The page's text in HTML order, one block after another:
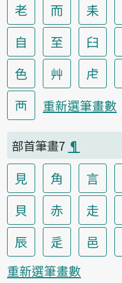
老
而 耒
自
至 臼
色
艸 虍
襾
重新選筆畫數
部首筆畫7 ¶
見 角 言
貝
赤 走
辰
辵 邑
重新選筆畫數